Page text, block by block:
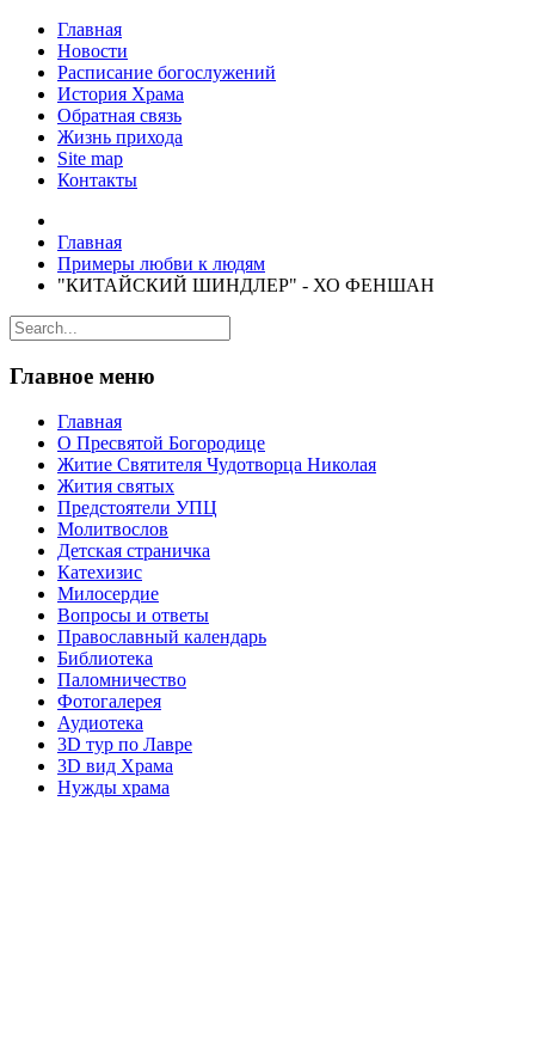
Главная
Новости
Расписание богослужений
История Храма
Обратная связь
Жизнь прихода
Site map
Контакты
Главная
Примеры любви к людям
"КИТАЙСКИЙ ШИНДЛЕР" - ХО ФЕНШАН
Главное меню
Главная
О Пресвятой Богородице
Житие Святителя Чудотворца Николая
Жития святых
Предстоятели УПЦ
Молитвослов
Детская страничка
Катехизис
Милосердие
Вопросы и ответы
Православный календарь
Библиотека
Паломничество
Фотогалерея
Аудиотека
3D тур по Лавре
3D вид Храма
Нужды храма